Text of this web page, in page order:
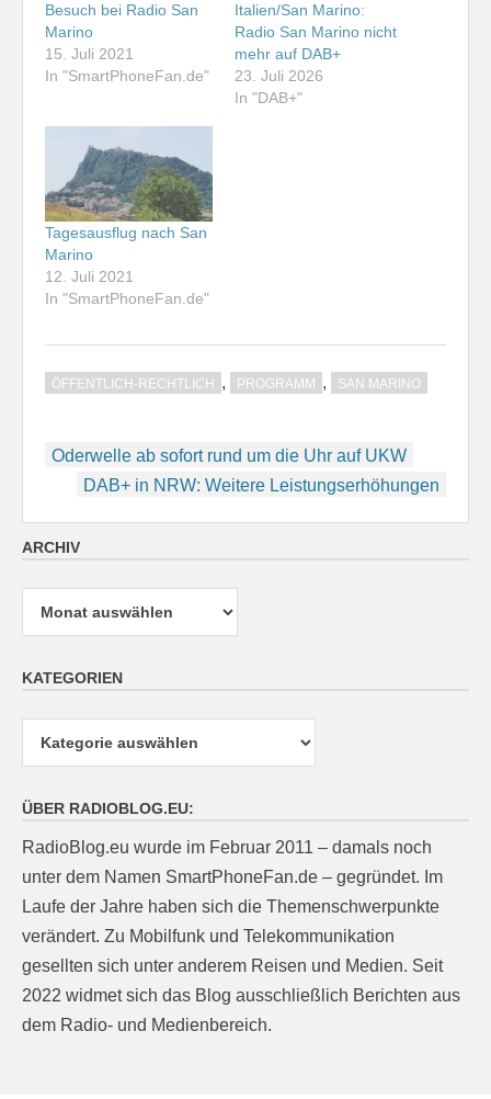
Besuch bei Radio San
Marino
15. Juli 2021
In "SmartPhoneFan.de"
Italien/San Marino:
Radio San Marino nicht
mehr auf DAB+
23. Juli 2026
In "DAB+"
Tagesausflug nach San
Marino
12. Juli 2021
In "SmartPhoneFan.de"
ÖFFENTLICH-RECHTLICH , PROGRAMM , SAN MARINO
Beitragsnavigation
Oderwelle ab sofort rund um die Uhr auf UKW
DAB+ in NRW: Weitere Leistungserhöhungen
ARCHIV
Archiv
KATEGORIEN
Kategorien
ÜBER RADIOBLOG.EU:
RadioBlog.eu wurde im Februar 2011 – damals noch
unter dem Namen SmartPhoneFan.de – gegründet. Im
Laufe der Jahre haben sich die Themenschwerpunkte
verändert. Zu Mobilfunk und Telekommunikation
gesellten sich unter anderem Reisen und Medien. Seit
2022 widmet sich das Blog ausschließlich Berichten aus
dem Radio- und Medienbereich.